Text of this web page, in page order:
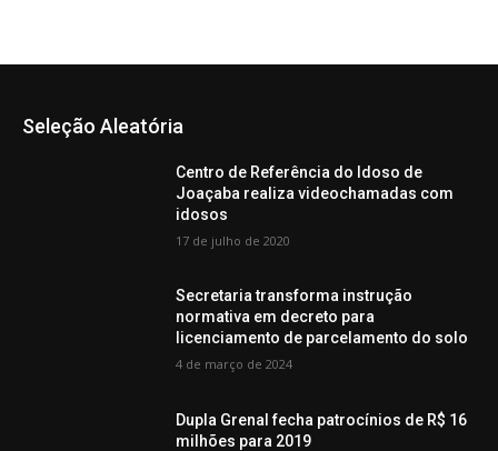
Seleção Aleatória
Centro de Referência do Idoso de
Joaçaba realiza videochamadas com
idosos
17 de julho de 2020
Secretaria transforma instrução
normativa em decreto para
licenciamento de parcelamento do solo
4 de março de 2024
Dupla Grenal fecha patrocínios de R$ 16
milhões para 2019